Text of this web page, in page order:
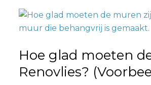
Hoe glad moeten
Renovlies?
Hoe
glad
de
muren